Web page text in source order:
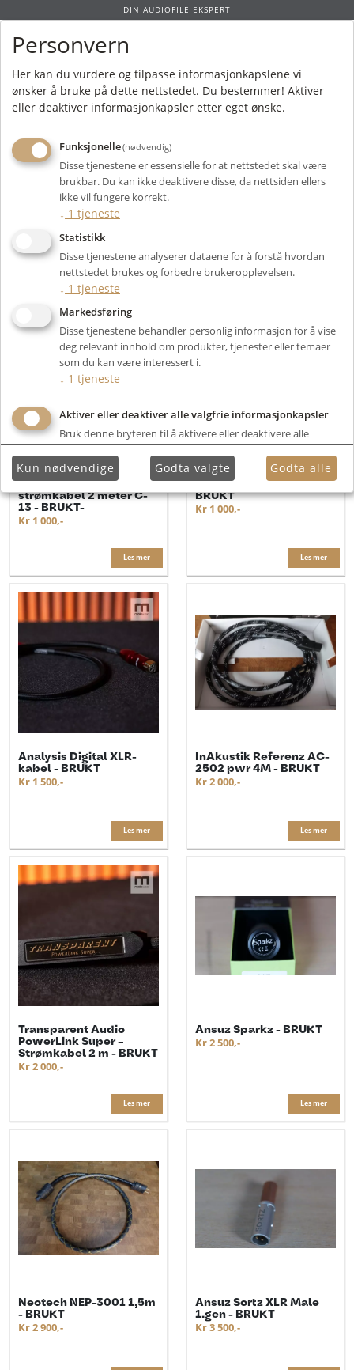
DIN AUDIOFILE EKSPERT
Forside / Bruktmarked / Kabler og Strøm
Filter
Viser 36 produkter
Outlet
Chord Clearway
strømkabel 2 meter C-
13 - BRUKT-
Kr 1 000,-
Les mer
Ifi Spdif Ipurifier 2 -
BRUKT
Kr 1 000,-
Les mer
Analysis Digital XLR-
kabel - BRUKT
Kr 1 500,-
Les mer
InAkustik Referenz AC-
2502 pwr 4M - BRUKT
Kr 2 000,-
Les mer
Transparent Audio
PowerLink Super –
Strømkabel 2 m - BRUKT
Kr 2 000,-
Les mer
Ansuz Sparkz - BRUKT
Kr 2 500,-
Les mer
Neotech NEP-3001 1,5m
- BRUKT
Kr 2 900,-
Ansuz Sortz XLR Male
1.gen - BRUKT
Kr 3 500,-
Personvern
Her kan du vurdere og tilpasse informasjonkapslene vi
ønsker å bruke på dette nettstedet. Du bestemmer! Aktiver
eller deaktiver informasjonkapsler etter eget ønske.
Funksjonelle(nødvendig)
Disse tjenestene er essensielle for at nettstedet skal være
brukbar. Du kan ikke deaktivere disse, da nettsiden ellers
ikke vil fungere korrekt.
↓ 1 tjeneste
Statistikk
Disse tjenestene analyserer dataene for å forstå hvordan
nettstedet brukes og forbedre brukeropplevelsen.
↓ 1 tjeneste
Markedsføring
Disse tjenestene behandler personlig informasjon for å vise
deg relevant innhold om produkter, tjenester eller temaer
som du kan være interessert i.
↓ 1 tjeneste
Aktiver eller deaktiver alle valgfrie informasjonkapsler
Bruk denne bryteren til å aktivere eller deaktivere alle
Kun nødvendige Godta valgte Godta alle